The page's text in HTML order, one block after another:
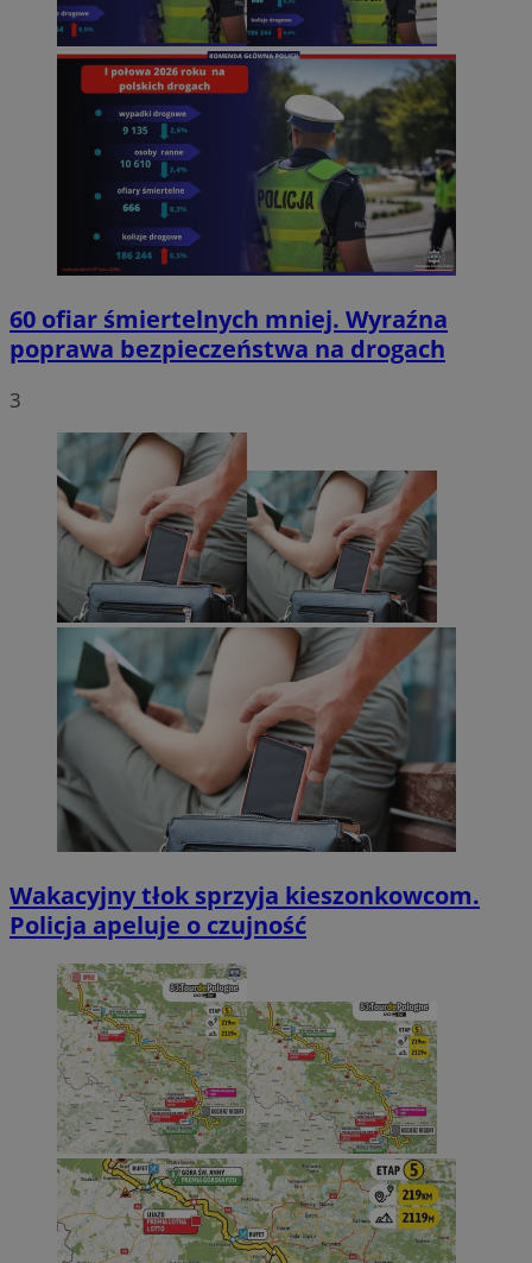
60 ofiar śmiertelnych mniej. Wyraźna
poprawa bezpieczeństwa na drogach
3
Wakacyjny tłok sprzyja kieszonkowcom.
Policja apeluje o czujność